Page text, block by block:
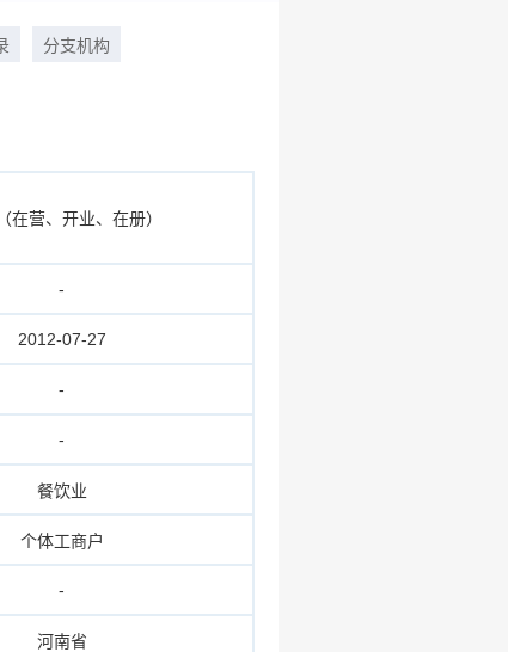
分支机构
在营、开业、在册）
-
2012-07-27
-
-
餐饮业
个体工商户
-
河南省